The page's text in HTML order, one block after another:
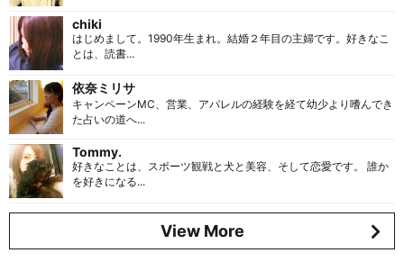
chiki
はじめまして。1990年生まれ。結婚２年目の主婦です。好きなこ
とは、読書...
依奈ミリサ
キャンペーンMC、営業、アパレルの経験を経て幼少より嗜んでき
た占いの道へ...
Tommy.
好きなことは、スポーツ観戦と犬と美容、そして恋愛です。 誰か
を好きになる...
View More